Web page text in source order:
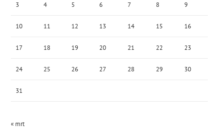
3 4 5 6 7 8 9
10 11 12 13 14 15 16
17 18 19 20 21 22 23
24 25 26 27 28 29 30
31
« mrt